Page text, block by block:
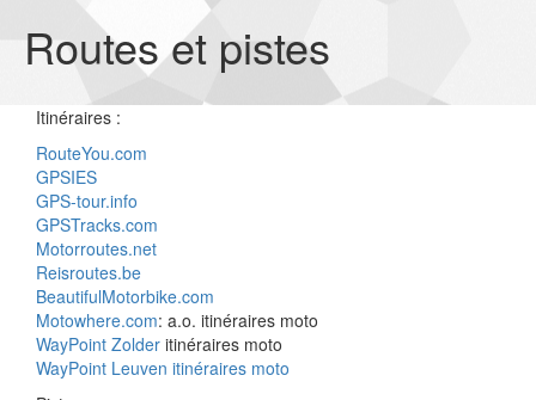
d'accueil
Routes et pistes
Itinéraires :
RouteYou.com
GPSIES
GPS-tour.info
GPSTracks.com
Motorroutes.net
Reisroutes.be
BeautifulMotorbike.com
Motowhere.com: a.o. itinéraires moto
WayPoint Zolder itinéraires moto
WayPoint Leuven itinéraires moto